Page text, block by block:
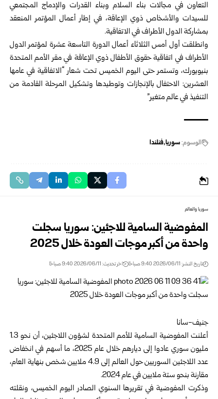
التعاون في مجالات بناء السلام وبناء القدرات والإدماج المجتمعي
للسيدات والأشخاص ذوي الإعاقة، في إطار أعمال المؤتمر المنعقد
بمشاركة الدول الأطراف في الاتفاقية.
وانطلقت أول أمس الثلاثاء أعمال الدورة التاسعة عشرة لمؤتمر الدول
الأطراف في اتفاقية حقوق الأطفال ذوي الإعاقة في مقر الأمم المتحدة
بنيويورك، وتستمر حتى اليوم الخميس تحت شعار “الاتفاقية في عامها
العشرين: الاحتفال بالإنجازات وتوطيدها وتشكيل المرحلة القادمة من
التنفيذ في عالم متغير”
الوسوم:سوريا فنلندا
سوريا والعالم
المفوضية السامية للاجئين: سوريا سجلت
واحدة من أكبر موجات العودة خلال 2025 ‏
تاريخ النشر: 2026/06/11 9:40 صباحًا اخر تحديث: 2026/06/11 9:40 صباحًا
جنيف-سانا‏
أعلنت المفوضية السامية للأمم المتحدة لشؤون اللاجئين، أن نحو 1.3
مليون سوري عادوا ‏إلى ديارهم خلال عام 2025، ما أسهم في انخفاض
عدد اللاجئين السوريين حول العالم إلى ‌‏4.9 ملايين شخص بنهاية العام،
مقارنة بنحو ستة ملايين في عام 2024.‏
وذكرت المفوضية في تقريرها السنوي الصادر اليوم الخميس، ونقلته